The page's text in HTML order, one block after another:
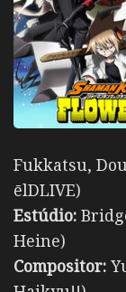
Fukkatsu,
ēlDLIVE)
Estúdio:
Heine)
Compositor: